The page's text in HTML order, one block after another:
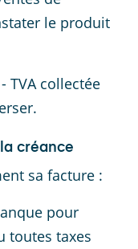
le produit
TVA collectée
créance
sa facture :
pour
toutes taxes